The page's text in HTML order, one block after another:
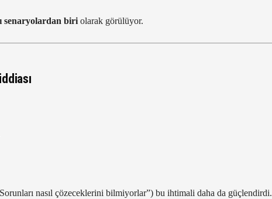
senaryolardan biri olarak görülüyor.
nasıl çözeceklerini bilmiyorlar”) bu ihtimali daha da güçlendirdi.